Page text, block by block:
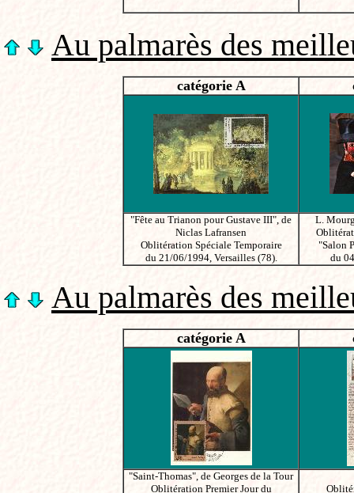
Au palmarès des
catégorie A
"Fête au Trianon pour Gustave III", de
Niclas Lafransen
Oblitération Spéciale Temporaire
du 21/06/1994, Versailles (78).
L.
"Salon
du
Au palmarès des
catégorie A
"Saint-Thomas", de Georges de la Tour
Oblitération Premier Jour du